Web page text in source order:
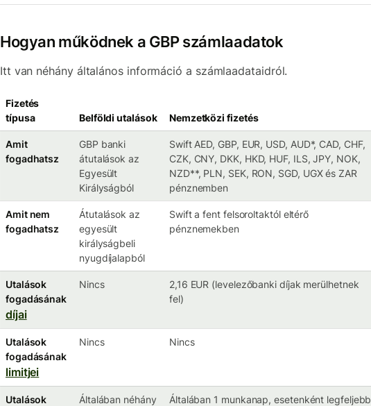
Hogyan működnek a GBP számlaadatok
Itt van néhány általános információ a számlaadataidról.
Fizetés
típusa
Belföldi utalások Nemzetközi fizetés
Amit
fogadhatsz
GBP banki
átutalások az
Egyesült
Királyságból
Swift AED, GBP, EUR, USD, AUD*, CAD, CHF,
CZK, CNY, DKK, HKD, HUF, ILS, JPY, NOK,
NZD**, PLN, SEK, RON, SGD, UGX és ZAR
pénznemben
Amit nem
fogadhatsz
Átutalások az
egyesült
királyságbeli
nyugdíjalapból
Swift a fent felsoroltaktól eltérő
pénznemekben
Utalások
fogadásának
díjai
Nincs
2,16 EUR (levelezőbanki díjak merülhetnek
fel)
Utalások
fogadásának
limitjei
Nincs Nincs
Utalások
Általában néhány
Általában 1 munkanap, esetenként legfeljebb